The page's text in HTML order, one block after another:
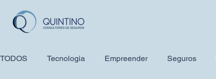
TODOS Tecnologia Empreender Seguros